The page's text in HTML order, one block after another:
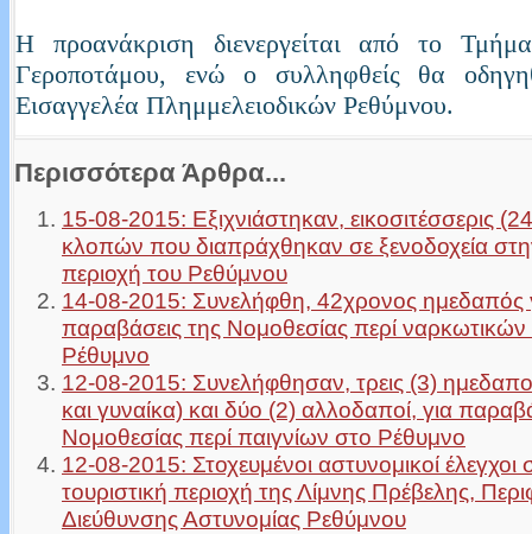
Η προανάκριση διενεργείται από το
Γεροποτάμου, ενώ ο συλληφθείς θα
Εισαγγελέα Πλημμελειοδικών Ρεθύμνου.
Περισσότερα Άρθρα...
15-08-2015: Εξιχνιάστηκαν, εικοσιτέσσερις
κλοπών που διαπράχθηκαν σε ξενοδοχεία
περιοχή του Ρεθύμνου
14-08-2015: Συνελήφθη, 42χρονος ημεδαπός
παραβάσεις της Νομοθεσίας περί
Ρέθυμνο
12-08-2015: Συνελήφθησαν, τρεις (3)
και γυναίκα) και δύο (2) αλλοδαποί, για
Νομοθεσίας περί παιγνίων στο Ρέθυμνο
12-08-2015: Στοχευμένοι αστυνομικοί έλεγχοι
τουριστική περιοχή της Λίμνης Πρέβελης,
Διεύθυνσης Αστυνομίας Ρεθύμνου